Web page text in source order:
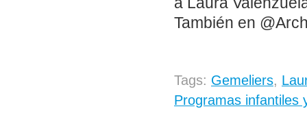
También en
Tags: Gemeliers,
Programas infantiles